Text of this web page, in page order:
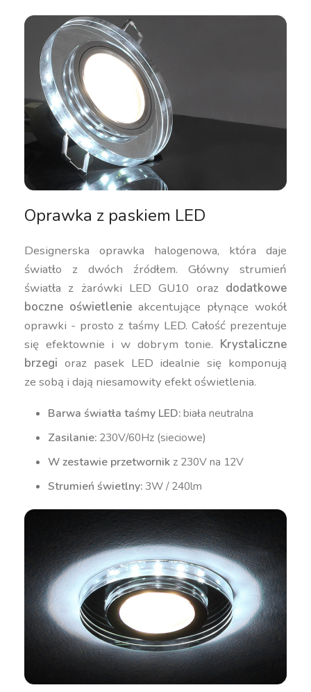
Oprawka z paskiem LED
Designerska oprawka halogenowa, która daje
światło z dwóch źródłem. Główny strumień
światła z żarówki LED GU10 oraz dodatkowe
boczne oświetlenie akcentujące płynące wokół
oprawki - prosto z taśmy LED. Całość prezentuje
się efektownie i w dobrym tonie. Krystaliczne
brzegi oraz pasek LED idealnie się komponują
ze sobą i dają niesamowity efekt oświetlenia.
Barwa światła taśmy LED:biała neutralna
Zasilanie: 230V/60Hz (sieciowe)
W zestawie przetwornik z 230V na 12V
Strumień świetlny:3W / 240lm